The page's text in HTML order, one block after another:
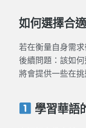
如何選擇合
若在衡量自身需
後續問題：該如
將會提供一些在挑
學習華語